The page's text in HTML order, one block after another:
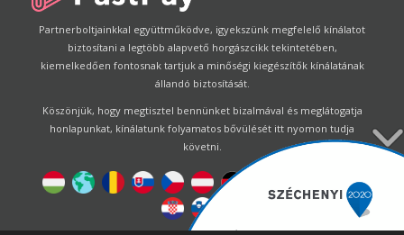
Partnerboltjainkkal együttműködve, igyekszünk megfelelő kínálatot
biztosítani a legtöbb alapvető horgászcikk tekintetében,
kiemelkedően fontosnak tartjuk a minőségi kiegészítők kínálatának
állandó biztosítását.
Köszönjük, hogy megtisztel bennünket bizalmával és meglátogatja
honlapunkat, kínálatunk folyamatos bővülését itt nyomon tudja
követni.